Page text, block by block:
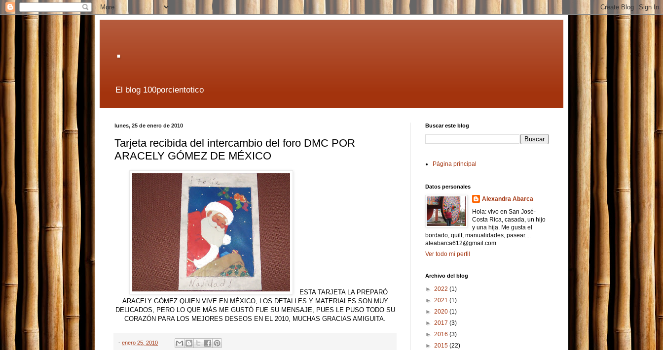
.
El blog 100porcientotico
lunes, 25 de enero de 2010
Tarjeta recibida del intercambio del foro DMC POR
ARACELY GÓMEZ DE MÉXICO
ESTA TARJETA LA PREPARÓ
ARACELY GÓMEZ QUIEN VIVE EN MÉXICO, LOS DETALLES Y MATERIALES SON MUY
DELICADOS, PERO LO QUE MÁS ME GUSTÓ FUE SU MENSAJE, PUES LE PUSO TODO SU
CORAZÓN PARA LOS MEJORES DESEOS EN EL 2010, MUCHAS GRACIAS AMIGUITA.
- enero 25, 2010
Buscar este blog
Página principal
Datos personales
Alexandra Abarca
Hola: vivo en San José-
Costa Rica, casada, un hijo
y una hija. Me gusta el
bordado, quilt, manualidades, pasear....
aleabarca612@gmail.com
Ver todo mi perfil
Archivo del blog
► 2022 (1)
► 2021 (1)
► 2020 (1)
► 2017 (3)
► 2016 (3)
► 2015 (22)